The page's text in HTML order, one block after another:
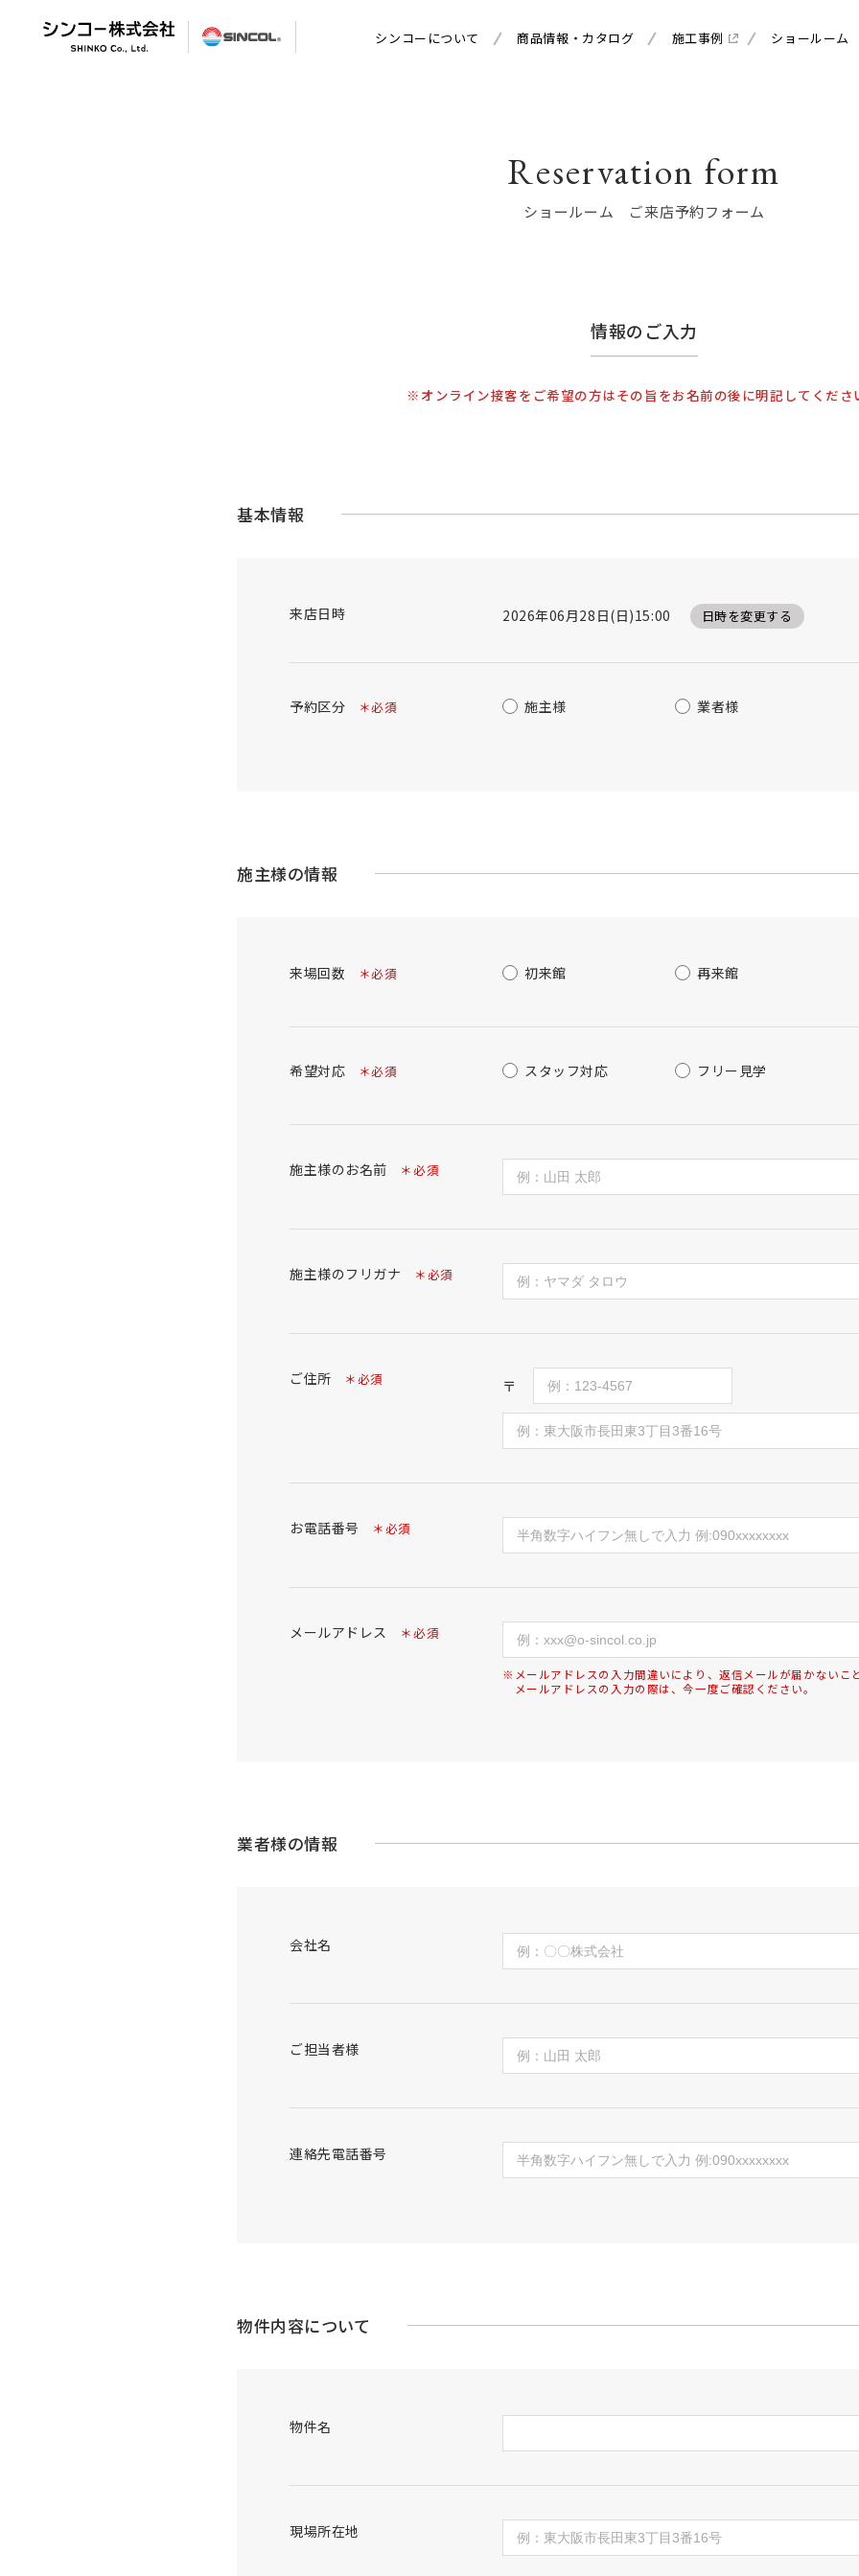
シンコーについて 商品情報・カタログ 施工事例 ショールーム
Reservation form
ショールーム ご来店予約フォーム
情報のご入力
※オンライン接客をご希望の方はその旨をお名前の後に明記してくださ
基本情報
来店日時 2026年06月28日(日)15:00 日時を変更する
予約区分 ＊必須 施主様 業者様
施主様の情報
来場回数 ＊必須 初来館 再来館
希望対応 ＊必須 スタッフ対応 フリー見学
施主様のお名前 ＊必須
施主様のフリガナ ＊必須
ご住所 ＊必須 〒
お電話番号 ＊必須
メールアドレス ＊必須
※メールアドレスの入力間違いにより、返信メールが届かないこ
メールアドレスの入力の際は、今一度ご確認ください。
業者様の情報
会社名
ご担当者様
連絡先電話番号
物件内容について
物件名
現場所在地